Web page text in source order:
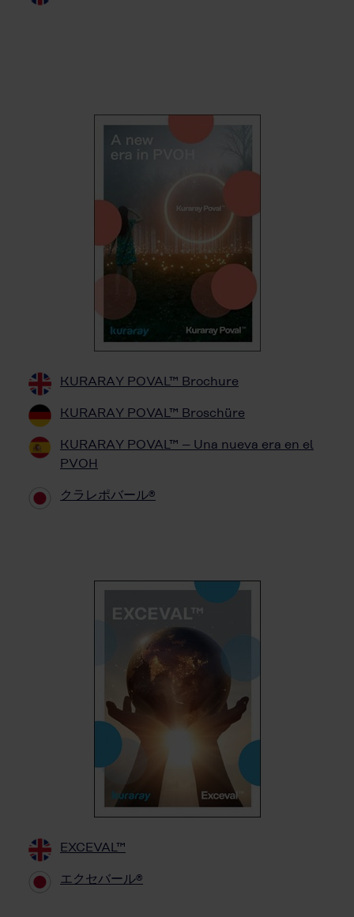
KURARAY POVAL™ Brochure
KURARAY POVAL™ Broschüre
KURARAY POVAL™ – Una nueva era en el
PVOH
クラレポバール®
EXCEVAL™
エクセバール®